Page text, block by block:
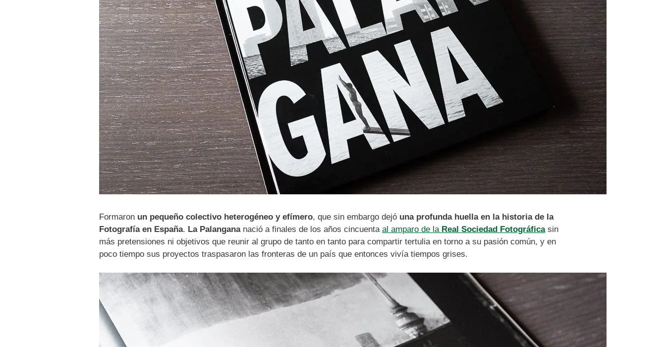
Formaron un pequeño colectivo heterogéneo y efímero, que sin embargo dejó una profunda huella en la historia de la
Fotografía en España. La Palangananació a finales de los años cincuenta al amparo de la Real Sociedad Fotográfica sin
más pretensiones ni objetivos que reunir al grupo de tanto en tanto para compartir tertulia en torno a su pasión común, y en
poco tiempo sus proyectos traspasaron las fronteras de un país que entonces vivía tiempos grises.